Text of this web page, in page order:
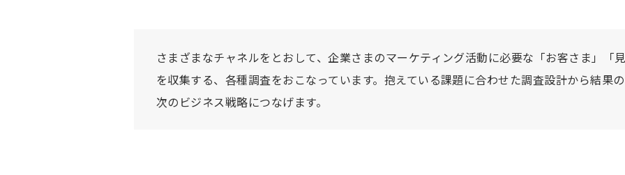
さまざまなチャネルをとおして、企業さまのマーケティング活動に必要な「お客さま」「
を収集する、各種調査をおこなっています。抱えている課題に合わせた調査設計から結果
次のビジネス戦略につなげます。